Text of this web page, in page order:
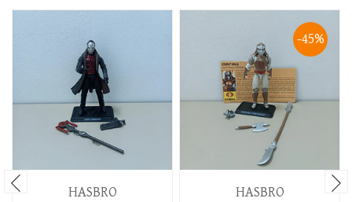
HASBRO
-45%
HASBRO